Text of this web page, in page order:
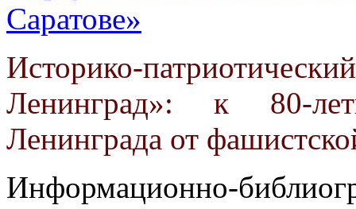
Саратове»
Историко-
Ленинград»: к 80-
Ленинграда от
Информационно-